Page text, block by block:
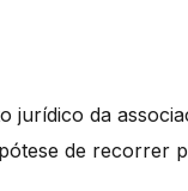
jurídico da
de recorrer